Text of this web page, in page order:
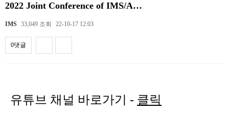
2022 Joint Conference of IMS/A…
IMS 33,049 조회 22-10-17 12:03
0댓글
유튜브 채널 바로가기 - 클릭